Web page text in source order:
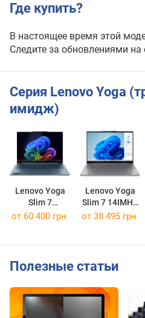
Где купить?
В настоящее время этой
Следите за обновлениями на
Серия Lenovo Yoga
имидж)
Lenovo Yoga
Slim 7
14AKP10
Lenovo Yoga
Slim 7 14IMH9
[83CV00DWPB]
от 60 400 грн. от 38 495 грн.
Полезные статьи